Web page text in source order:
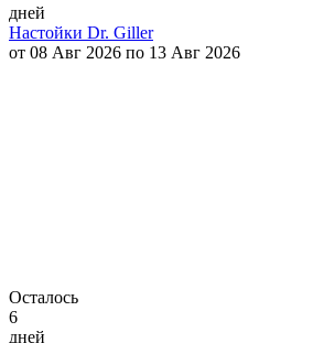
дней
Настойки Dr. Giller
от 08 Авг 2026 по 13 Авг 2026
Осталось
6
дней